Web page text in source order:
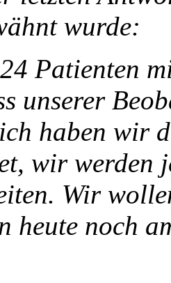
wurde:
Patienten
unserer
haben wir
wir werden
Wir
heute noch